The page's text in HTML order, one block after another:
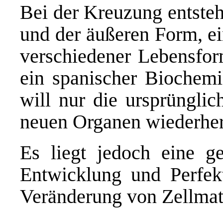
Bei der Kreuzung
und der äußeren Form,
verschiedener
ein spanischer
will nur die
neuen Organen
Es liegt jedoch eine
Entwicklung und
Veränderung von